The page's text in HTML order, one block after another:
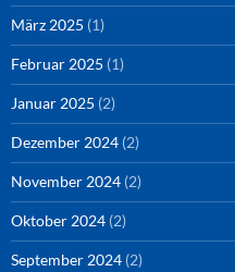
März 2025 (1)
Februar 2025 (1)
Januar 2025 (2)
Dezember 2024 (2)
November 2024 (2)
Oktober 2024 (2)
September 2024 (2)